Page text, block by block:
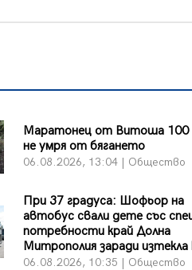
Маратонец от Витоша 100
не умря от бягането
06.08.2026, 13:04 | Общество
При 37 градуса: Шофьор на
автобус свали дете със
потребности край Долна
Митрополия заради
06.08.2026, 10:35 | Общество